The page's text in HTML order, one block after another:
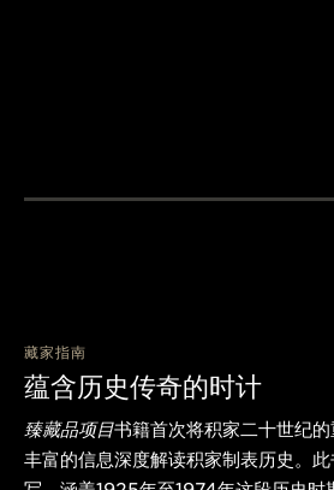
藏家指南
蕴含历史传奇的时计
臻藏品项目书籍首次将积家二十世纪
丰富的信息深度解读积家制表历史。